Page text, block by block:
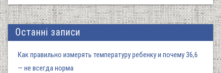
Останні записи
Как правильно измерять температуру ребенку и почему 36,6
— не всегда норма